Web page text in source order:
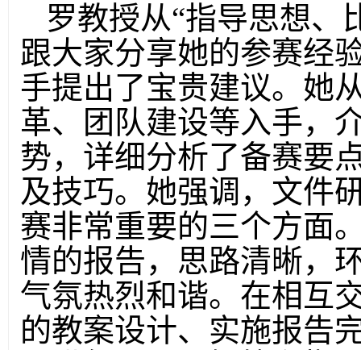
罗教授从“指导思想、
跟大家分享她的参赛经
手提出了宝贵建议。 她
革、 团队建设等入手，
势，详细分析了备赛要
及技巧。她强调，文件
赛非常重要的三个方面
情的报告，思路清晰，
气氛热烈和谐。 在相互
的教案设计、实施报告